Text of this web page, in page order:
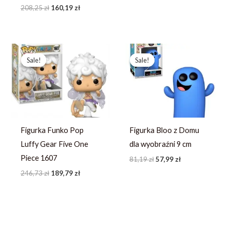
208,25zł 160,19zł
Sale!
Sale!
Figurka Funko Pop
Luffy Gear Five One
Piece 1607
246,73zł
Pierwotna
cena
wynosiła:
246,73 zł.
189,79 zł
cena
wynosi:
189,79 zł.
Sale!
Sale!
Figurka Bloo z Domu
dla wyobraźni 9 cm
81,19zł
Pierwotna
cena
wynosiła:
81,19 zł.
57,99 zł
57,99 zł.